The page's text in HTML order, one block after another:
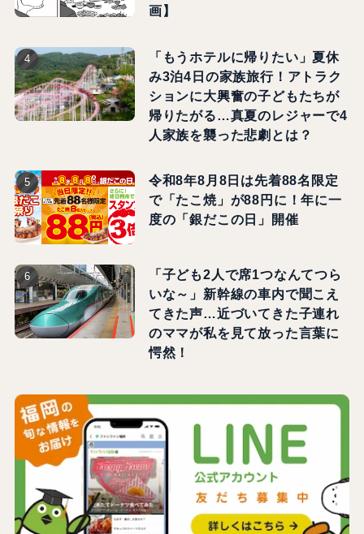
画】
「もうホテルに帰りたい」夏休
み3泊4日の家族旅行！アトラク
ションに大興奮の子どもたちが
帰りたがる…真夏のレジャーで4
人家族を襲った悲劇とは？
令和8年8月8日は先着88名限定
で「たこ焼」が88円に！年に一
度の「銀だこの日」開催
「子ども2人で席1つなんてつら
いな～」新幹線の車内で聞こえ
てきた声…近づいてきた子連れ
のママが私を見て放った言葉に
愕然！